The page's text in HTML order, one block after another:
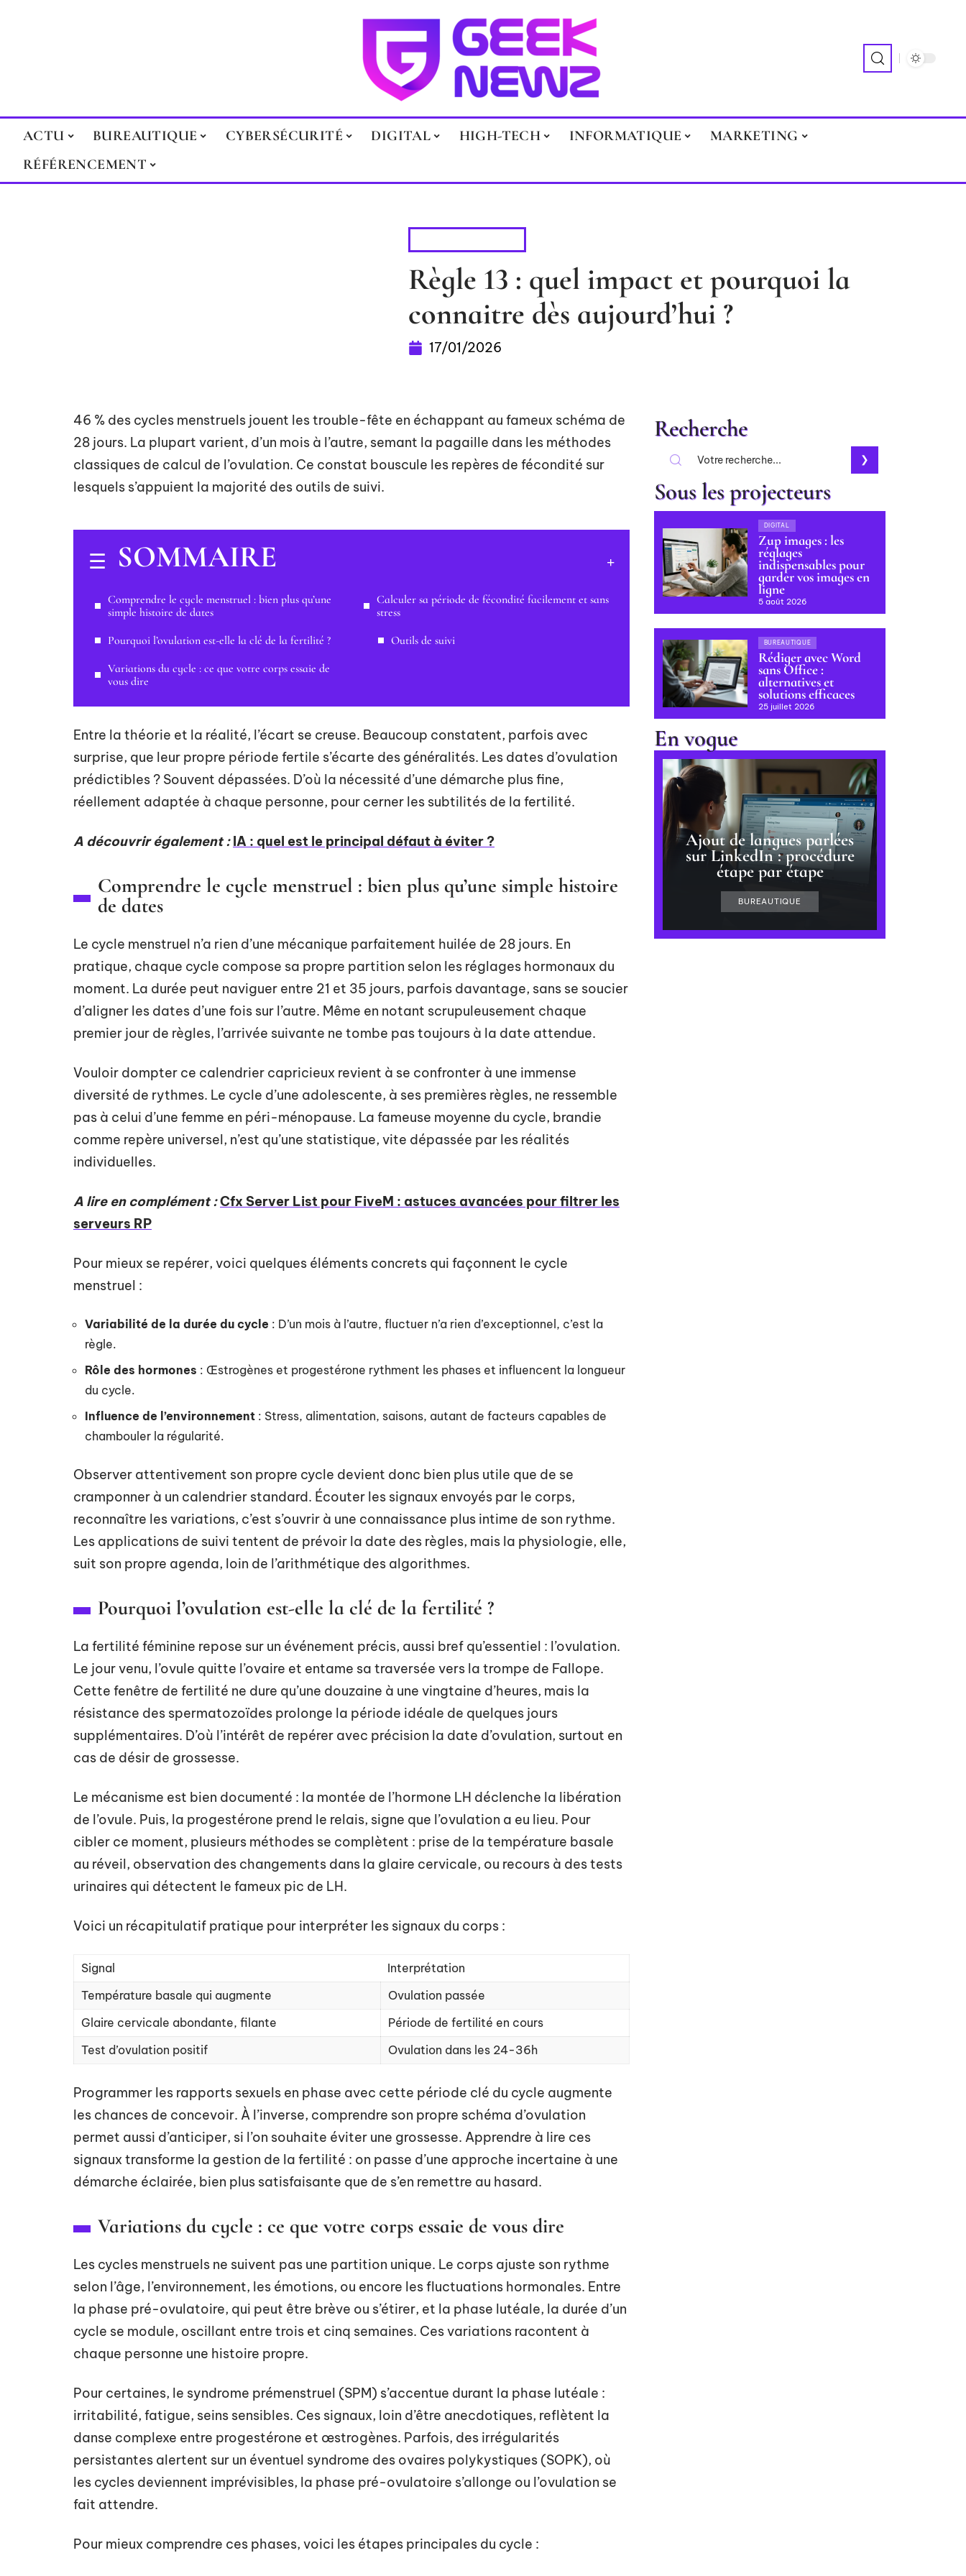
ACTU BUREAUTIQUE CYBERSÉCURITÉ DIGITAL HIGH-TECH INFORMATIQUE
MARKETING
RÉFÉRENCEMENT
Règle 13 : quel impact et pourquoi la
connaitre dès aujourd’hui ?
17/01/2026
46 % des cycles menstruels jouent les trouble-fête en échappant au fameux schéma de
28 jours. La plupart varient, d’un mois à l’autre, semant la pagaille dans les méthodes
classiques de calcul de l’ovulation. Ce constat bouscule les repères de fécondité sur
lesquels s’appuient la majorité des outils de suivi.
SOMMAIRE
Comprendre le cycle menstruel : bien plus qu’une
simple histoire de dates
Pourquoi l’ovulation est-elle la clé de la fertilité ?
Variations du cycle : ce que votre corps essaie de
vous dire
Calculer sa période de fécondité facilement et sans
stress
Outils de suivi
Entre la théorie et la réalité, l’écart se creuse. Beaucoup constatent, parfois avec
surprise, que leur propre période fertile s’écarte des généralités. Les dates d’ovulation
prédictibles ? Souvent dépassées. D’où la nécessité d’une démarche plus fine,
réellement adaptée à chaque personne, pour cerner les subtilités de la fertilité.
A découvrir également : IA : quel est le principal défaut à éviter ?
Comprendre le cycle menstruel : bien plus qu’une simple histoire
de dates
Le cycle menstruel n’a rien d’une mécanique parfaitement huilée de 28 jours. En
pratique, chaque cycle compose sa propre partition selon les réglages hormonaux du
moment. La durée peut naviguer entre 21 et 35 jours, parfois davantage, sans se soucier
d’aligner les dates d’une fois sur l’autre. Même en notant scrupuleusement chaque
premier jour de règles, l’arrivée suivante ne tombe pas toujours à la date attendue.
Vouloir dompter ce calendrier capricieux revient à se confronter à une immense
diversité de rythmes. Le cycle d’une adolescente, à ses premières règles, ne ressemble
pas à celui d’une femme en péri-ménopause. La fameuse moyenne du cycle, brandie
comme repère universel, n’est qu’une statistique, vite dépassée par les réalités
individuelles.
A lire en complément :Cfx Server List pour FiveM : astuces avancées pour filtrer les
serveurs RP
Pour mieux se repérer, voici quelques éléments concrets qui façonnent le cycle
menstruel :
Variabilité de la durée du cycle : D’un mois à l’autre, fluctuer n’a rien d’exceptionnel, c’est la
règle.
Rôle des hormones : Œstrogènes et progestérone rythment les phases et influencent la longueur
du cycle.
Influence de l’environnement : Stress, alimentation, saisons, autant de facteurs capables de
chambouler la régularité.
Observer attentivement son propre cycle devient donc bien plus utile que de se
cramponner à un calendrier standard. Écouter les signaux envoyés par le corps,
reconnaître les variations, c’est s’ouvrir à une connaissance plus intime de son rythme.
Les applications de suivi tentent de prévoir la date des règles, mais la physiologie, elle,
suit son propre agenda, loin de l’arithmétique des algorithmes.
Pourquoi l’ovulation est-elle la clé de la fertilité ?
La fertilité féminine repose sur un événement précis, aussi bref qu’essentiel : l’ovulation.
Le jour venu, l’ovule quitte l’ovaire et entame sa traversée vers la trompe de Fallope.
Cette fenêtre de fertilité ne dure qu’une douzaine à une vingtaine d’heures, mais la
résistance des spermatozoïdes prolonge la période idéale de quelques jours
supplémentaires. D’où l’intérêt de repérer avec précision la date d’ovulation, surtout en
cas de désir de grossesse.
Le mécanisme est bien documenté : la montée de l’hormone LH déclenche la libération
de l’ovule. Puis, la progestérone prend le relais, signe que l’ovulation a eu lieu. Pour
cibler ce moment, plusieurs méthodes se complètent : prise de la température basale
au réveil, observation des changements dans la glaire cervicale, ou recours à des tests
urinaires qui détectent le fameux pic de LH.
Voici un récapitulatif pratique pour interpréter les signaux du corps :
Signal
Interprétation
Température basale qui augmente
Ovulation passée
Glaire cervicale abondante, filante
Période de fertilité en cours
Test d’ovulation positif
Ovulation dans les 24-36h
Programmer les rapports sexuels en phase avec cette période clé du cycle augmente
les chances de concevoir. À l’inverse, comprendre son propre schéma d’ovulation
permet aussi d’anticiper, si l’on souhaite éviter une grossesse. Apprendre à lire ces
signaux transforme la gestion de la fertilité : on passe d’une approche incertaine à une
démarche éclairée, bien plus satisfaisante que de s’en remettre au hasard.
Variations du cycle : ce que votre corps essaie de vous dire
Les cycles menstruels ne suivent pas une partition unique. Le corps ajuste son rythme
selon l’âge, l’environnement, les émotions, ou encore les fluctuations hormonales. Entre
la phase pré-ovulatoire, qui peut être brève ou s’étirer, et la phase lutéale, la durée d’un
cycle se module, oscillant entre trois et cinq semaines. Ces variations racontent à
chaque personne une histoire propre.
Pour certaines, le syndrome prémenstruel (SPM) s’accentue durant la phase lutéale :
irritabilité, fatigue, seins sensibles. Ces signaux, loin d’être anecdotiques, reflètent la
danse complexe entre progestérone et œstrogènes. Parfois, des irrégularités
persistantes alertent sur un éventuel syndrome des ovaires polykystiques (SOPK), où
les cycles deviennent imprévisibles, la phase pré-ovulatoire s’allonge ou l’ovulation se
fait attendre.
Pour mieux comprendre ces phases, voici les étapes principales du cycle :
Recherche
Sous les projecteurs
DIGITAL
Zup images : les
réglages
indispensables pour
garder vos images en
ligne
5 août 2026
BUREAUTIQUE
Rédiger avec Word
sans Office :
alternatives et
solutions efficaces
25 juillet 2026
En vogue
Ajout de langues parlées
sur LinkedIn : procédure
étape par étape
BUREAUTIQUE